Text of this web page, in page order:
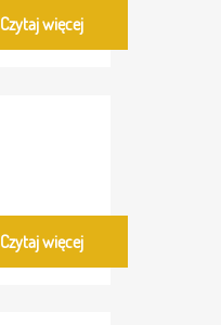
Czytaj więcej
Czytaj więcej